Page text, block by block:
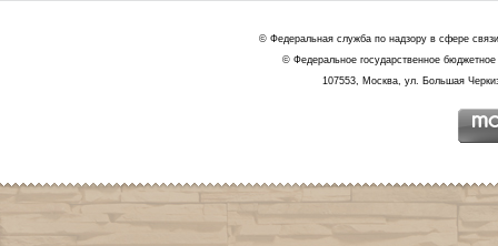
© Федеральная служба по надзору в сфере
© Федеральное государственное
107553, Москва, ул. Большая